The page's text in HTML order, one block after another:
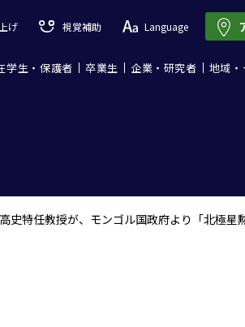
げ 視覚補助 Language
学生・保護者 卒業生 企業・研究者 地域・
史特任教授が、モンゴル国政府より「北極星